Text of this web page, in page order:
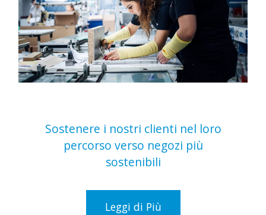
Sostenere i nostri clienti nel loro
percorso verso negozi più
sostenibili
Leggi di Più